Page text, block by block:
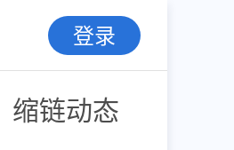
登录
缩链动态